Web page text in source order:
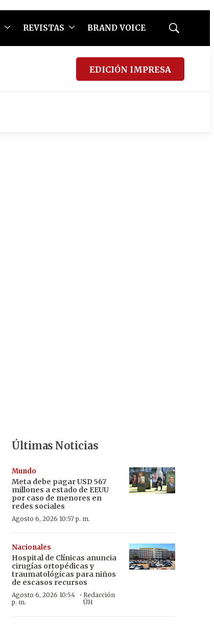
REVISTAS BRAND VOICE
Mostrar
EDICIÓN IMPRESA
Últimas Noticias
Mundo
Meta debe pagar USD 567
millones a estado de EEUU
por caso de menores en
redes sociales
Agosto 6, 2026 10:57 p. m.
Nacionales
Hospital de Clínicas anuncia
cirugías ortopédicas y
traumatológicas para niños
de escasos recursos
Agosto 6, 2026 10:54
p. m.
· Redacción
ÚH